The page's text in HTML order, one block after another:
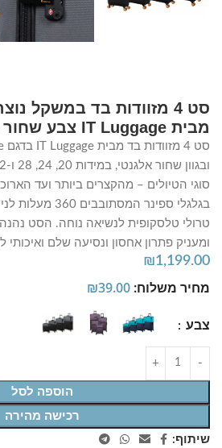
מבית IT Luggage צבע שחור 32/28/24/20
סוגי הטיולים – מהקצרים ביותר ועד
בגלגלי ספינר
ומעניק פתרון אחסון ונסיעה שלם
₪1,199.00
מחיר משלוח: ₪39.00
צבע
הוספה לסל
רכישה מהירה
שיתוף: